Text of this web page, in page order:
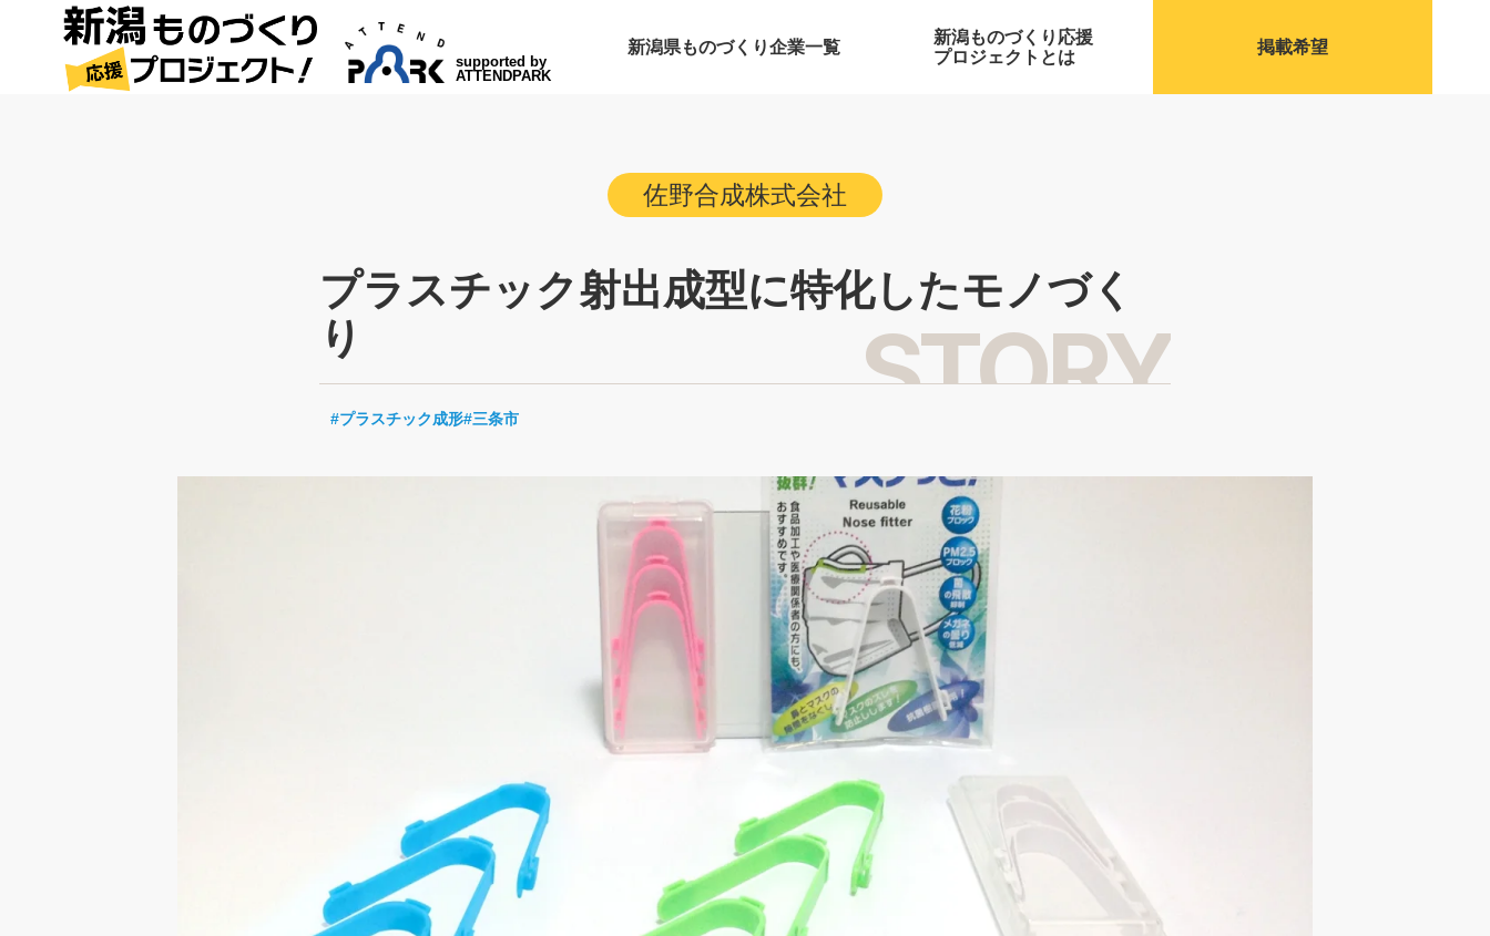
supported by
ATTENDPARK
新潟県ものづくり企業一覧
新潟ものづくり応援
プロジェクトとは
掲載希望
佐野合成株式会社
プラスチック射出成型に特化したモノづく
り
プラスチック成形 三条市